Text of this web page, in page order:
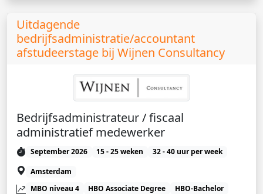
Uitdagende
bedrijfsadministratie/accountant
afstudeerstage bij Wijnen Consultancy
Bedrijfsadministrateur / fiscaal
administratief medewerker
September 2026 15 - 25 weken
32 - 40 uur per week
Amsterdam
MBO niveau 4
HBO Associate Degree
HBO-Bachelor